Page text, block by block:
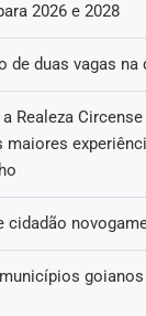
2026 e 2028
de duas vagas na
Realeza
maiores
cidadão